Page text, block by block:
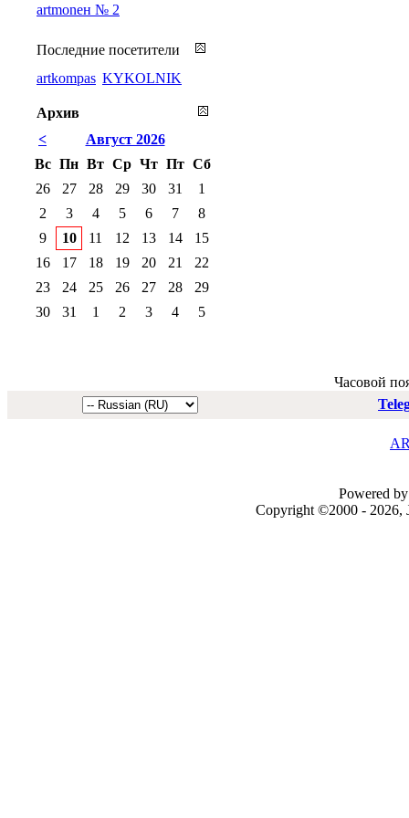
artmoneн № 2
Последние посетители
artkompas KYKOLNIK
Архив
<
Август 2026
Вс Пн Вт Ср Чт Пт Сб
26
27 28 29 30 31
1
2
3 4 5 6 7
8
9
10 11 12 13 14
15
16
17 18 19 20 21
22
23
24 25 26 27 28
29
30
31 1 2 3 4 5
Часовой
Powered
Copyright ©2000 - 2026,